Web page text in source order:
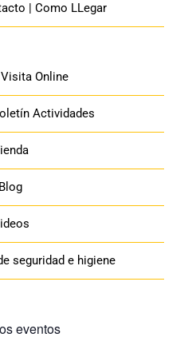
| Como LLegar
Online
Actividades
Blog
seguridad e higiene
eventos